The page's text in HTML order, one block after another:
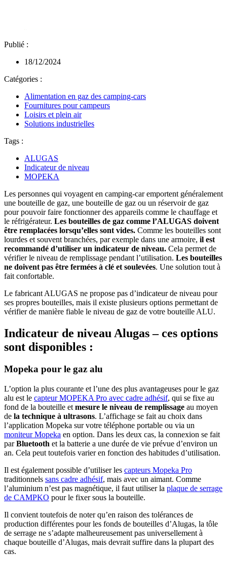
Publié :
18/12/2024
Catégories :
Alimentation en gaz des camping-cars
Fournitures pour campeurs
Loisirs et plein air
Solutions industrielles
Tags :
ALUGAS
Indicateur de niveau
MOPEKA
Les personnes qui voyagent en camping-car emportent généralement
une bouteille de gaz, une bouteille de gaz ou un réservoir de gaz
pour pouvoir faire fonctionner des appareils comme le chauffage et
le réfrigérateur. Les bouteilles de gaz comme l’ALUGAS doivent
être remplacées lorsqu’elles sont vides. Comme les bouteilles sont
lourdes et souvent branchées, par exemple dans une armoire, il est
recommandé d’utiliser un indicateur de niveau. Cela permet de
vérifier le niveau de remplissage pendant l’utilisation. Les bouteilles
ne doivent pas être fermées à clé et soulevées. Une solution tout à
fait confortable.
Le fabricant ALUGAS ne propose pas d’indicateur de niveau pour
ses propres bouteilles, mais il existe plusieurs options permettant de
vérifier de manière fiable le niveau de gaz de votre bouteille ALU.
Indicateur de niveau Alugas – ces options
sont disponibles :
Mopeka pour le gaz alu
L’option la plus courante et l’une des plus avantageuses pour le gaz
alu est le capteur MOPEKA Pro avec cadre adhésif, qui se fixe au
fond de la bouteille et mesure le niveau de remplissage au moyen
de la technique à ultrasons. L’affichage se fait au choix dans
l’application Mopeka sur votre téléphone portable ou via un
moniteur Mopeka en option. Dans les deux cas, la connexion se fait
parBluetooth et la batterie a une durée de vie prévue d’environ un
an. Cela peut toutefois varier en fonction des habitudes d’utilisation.
Il est également possible d’utiliser les capteurs Mopeka Pro
traditionnels sans cadre adhésif, mais avec un aimant. Comme
l’aluminium n’est pas magnétique, il faut utiliser la plaque de serrage
de CAMPKO pour le fixer sous la bouteille.
Il convient toutefois de noter qu’en raison des tolérances de
production différentes pour les fonds de bouteilles d’Alugas, la tôle
de serrage ne s’adapte malheureusement pas universellement à
chaque bouteille d’Alugas, mais devrait suffire dans la plupart des
cas.